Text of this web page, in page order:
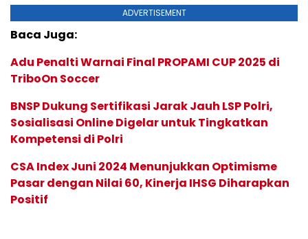
ADVERTISEMENT
Baca Juga:
Adu Penalti Warnai Final PROPAMI CUP 2025 di
TriboOn Soccer
BNSP Dukung Sertifikasi Jarak Jauh LSP Polri,
Sosialisasi Online Digelar untuk Tingkatkan
Kompetensi di Polri
CSA Index Juni 2024 Menunjukkan Optimisme
Pasar dengan Nilai 60, Kinerja IHSG Diharapkan
Positif